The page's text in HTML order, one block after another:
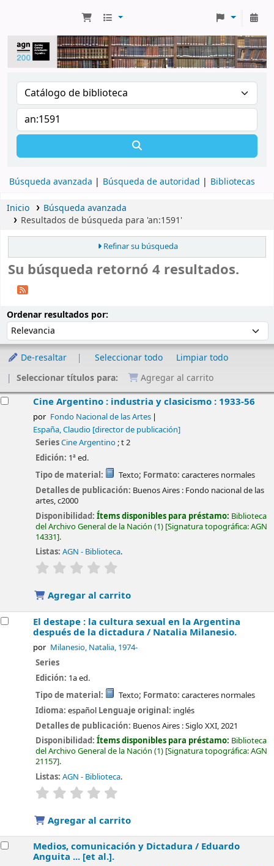
Búsqueda avanzada Búsqueda de autoridad Bibliotecas
Inicio
Búsqueda avanzada
Resultados de búsqueda para 'an:1591'
Refinar su búsqueda
Su búsqueda retornó 4 resultados.
Ordenar resultados por:
De-resaltar Seleccionar todo
Limpiar todo
Seleccionar títulos para:
Agregar al carrito
Cine Argentino : industria y clasicismo : 1933-56
por Fondo Nacional de las Artes
España, Claudio [director de publicación]
SeriesCine Argentino; t 2
Edición: 1ª ed.
Tipo de material:
Texto; Formato: caracteres normales
Detalles de publicación: Buenos Aires : Fondo nacional de las
artes,c2000
Disponibilidad:Ítems disponibles para préstamo: Biblioteca
del Archivo General de la Nación (1) Signatura topográfica:AGN
14331 .
Listas: AGN - Biblioteca.
valoración
Agregar al carrito
El destape : la cultura sexual en la Argentina
después de la dictadura / Natalia Milanesio.
por Milanesio, Natalia, 1974-
Series
Edición: 1a ed.
Tipo de material:
Texto; Formato: caracteres normales
Idioma:español Lenguaje original: inglés
Detalles de publicación: Buenos Aires :Siglo XXI,2021
Disponibilidad:Ítems disponibles para préstamo: Biblioteca
del Archivo General de la Nación (1) Signatura topográfica:AGN
21157 .
Listas: AGN - Biblioteca.
valoración
Agregar al carrito
Medios, comunicación y Dictadura / Eduardo
Anguita ... [et al.].